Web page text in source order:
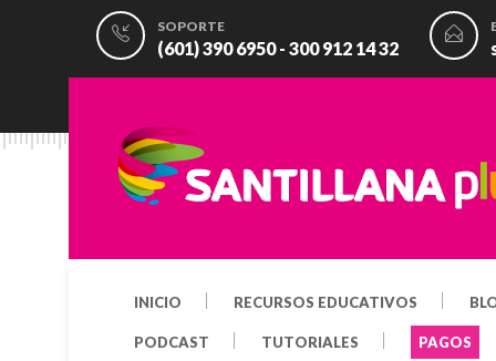
SOPORTE
(601) 390 6950 - 300 912 14 32
INICIO RECURSOS EDUCATIVOS
PODCAST TUTORIALES PAGOS